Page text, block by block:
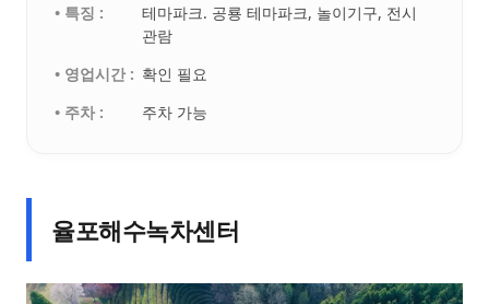
• 특징 :
테마파크. 공룡 테마파크, 놀이기구, 전시
관람
• 영업시간 : 확인 필요
• 주차 :
주차 가능
율포해수녹차센터